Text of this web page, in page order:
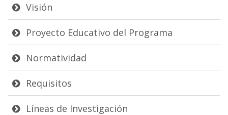
Visión
Proyecto Educativo del Programa
Normatividad
Requisitos
Líneas de Investigación